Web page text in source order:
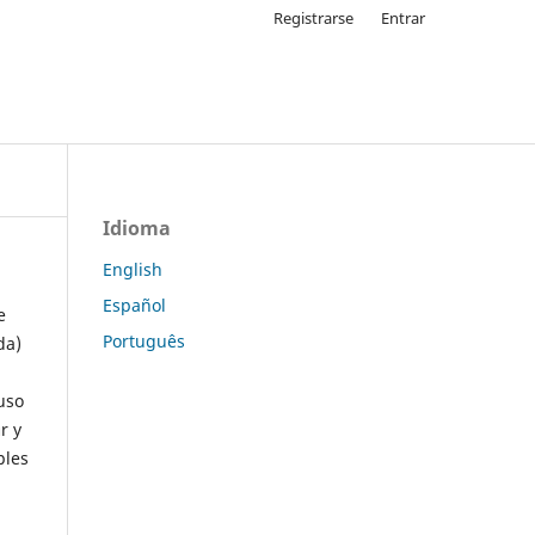
Registrarse Entrar
y
Idioma
English
Español
Português